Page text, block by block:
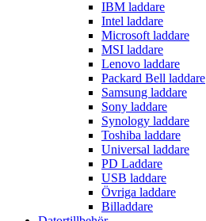
IBM laddare
Intel laddare
Microsoft laddare
MSI laddare
Lenovo laddare
Packard Bell laddare
Samsung laddare
Sony laddare
Synology laddare
Toshiba laddare
Universal laddare
PD Laddare
USB laddare
Övriga laddare
Billaddare